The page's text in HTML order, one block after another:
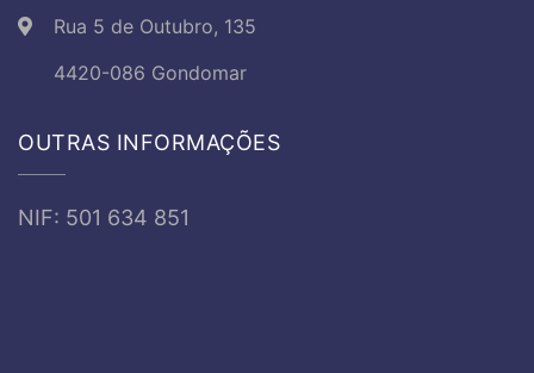
Rua 5 de Outubro, 135
4420-086 Gondomar
OUTRAS INFORMAÇÕES
NIF: 501 634 851